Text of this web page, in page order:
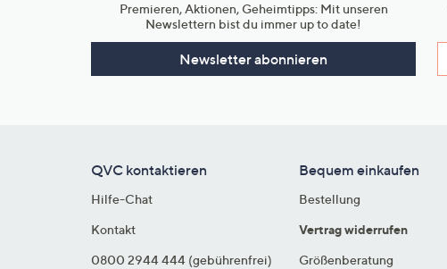
Premieren, Aktionen, Geheimtipps: Mit unseren
Newslettern bist du immer up to date!
Newsletter abonnieren
QVC kontaktieren
Hilfe-Chat
Kontakt
0800 2944 444 (gebührenfrei)
Bequem einkaufen
Bestellung
Vertrag widerrufen
Größenberatung